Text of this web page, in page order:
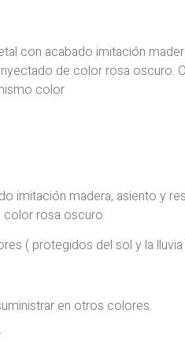
con acabado imitación
de color rosa oscuro.
color
imitación madera, asiento y
color rosa oscuro
( protegidos del sol y la lluvia
en otros colores.